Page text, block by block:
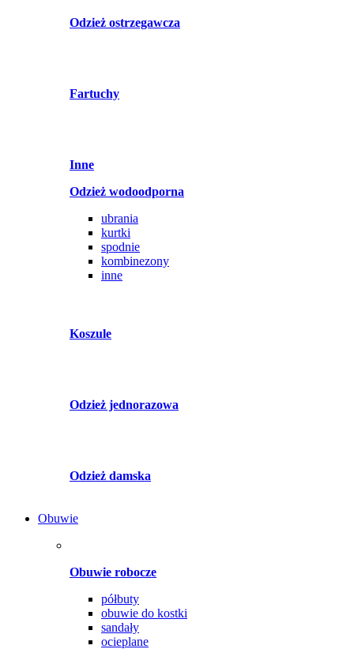
Odzież ostrzegawcza
Fartuchy
Inne
Odzież wodoodporna
ubrania
kurtki
spodnie
kombinezony
inne
Koszule
Odzież jednorazowa
Odzież damska
Obuwie
Obuwie robocze
półbuty
obuwie do kostki
sandały
ocieplane